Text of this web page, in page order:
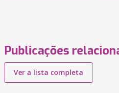
Publicações
Ver a lista completa